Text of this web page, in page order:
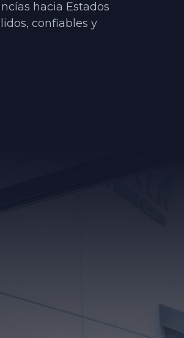
hacia Estados
confiables y